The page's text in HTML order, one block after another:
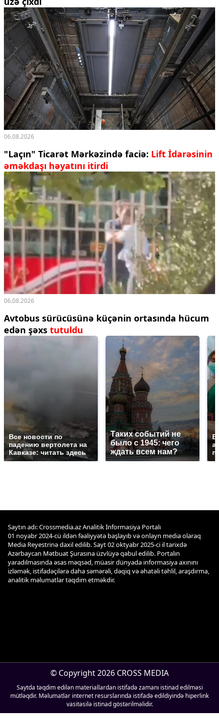
06.08.2026
"Laçın" Ticarət Mərkəzində faciə: Lift İdarəsinin
əməkdaşı həyatını itirdi
06.08.2026
Avtobus sürücüsünə küçənin ortasında hücum
edən şəxs tutuldu
Все новости по
падению вертолета на
Кавказе: читать здесь
Таких событий не
было с 1945: чего
ждать всем нам?
В
Saytın adı: Crossmedia.az Analitik İnformasiya Portalı
01 noyabr 2024-cü ildən fəaliyyətə başlayıb və onlayn media olaraq
Media Reyestrinə daxil edilib. Sayt 02 oktyabr 2025-ci il tarixdə
Azərbaycan Mətbuat Şurasına üzvlüyə qəbul edilib. Portalın
yaradılmasında əsas məqsəd, müasir dünyada informasiya axınını
izləmək, istifadəçilərə daha səmərəli, dəqiq və əhatəli təhlil, araşdırma,
analitik məlumatlar təqdim etməkdir.
© Copyright 2026 CROSS MEDIA
Saytda təqdim edilən materiallardan istifadə zamanı istinad edilməsi
mütləqdir. Məlumatlar internet resurslarında istifadə edildiyində hiperlink
vasitəsilə istinad göstərilməlidir.